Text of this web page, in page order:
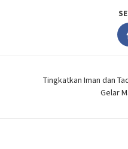
Tingkatkan Iman dan
Gelar